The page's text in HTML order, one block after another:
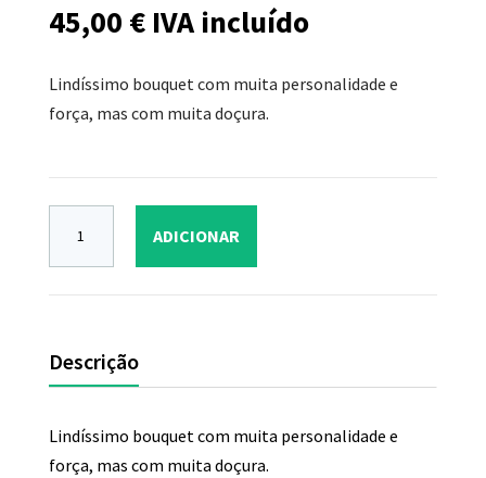
45,00 € IVA incluído
Lindíssimo bouquet com muita personalidade e
força, mas com muita doçura.
ADICIONAR
Descrição
Lindíssimo bouquet com muita personalidade e
força, mas com muita doçura.